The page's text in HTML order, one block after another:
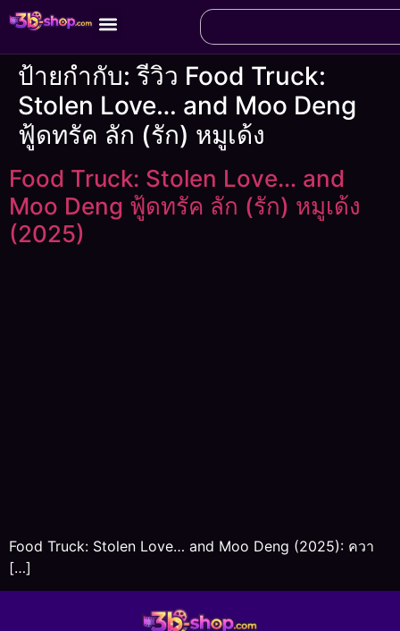
ป้ายกำกับ:รีวิว Food Truck:
Stolen Love… and Moo Deng
ฟู้ดทรัค ลัก (รัก) หมูเด้ง
Food Truck: Stolen Love… and
Moo Deng ฟู้ดทรัค ลัก (รัก) หมูเด้ง
(2025)
Food Truck: Stolen Love… and Moo Deng (2025): ควา
[…]